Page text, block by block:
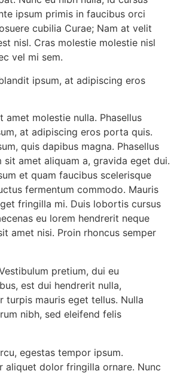
ipsum primis in faucibus orci
cubilia Curae; Nam at velit
nisl. Cras molestie molestie nisl
vel mi sem.
ipsum, at adipiscing eros
amet molestie nulla. Phasellus
at adipiscing eros porta quis.
quis dapibus magna. Phasellus
amet aliquam a, gravida eget dui.
et quam faucibus scelerisque
fermentum commodo. Mauris
fringilla mi. Duis lobortis cursus
eu lorem hendrerit neque
amet nisi. Proin rhoncus semper
pretium, dui eu
est dui hendrerit nulla,
turpis mauris eget tellus. Nulla
nibh, sed eleifend felis
egestas tempor ipsum.
aliquet dolor fringilla ornare. Nunc